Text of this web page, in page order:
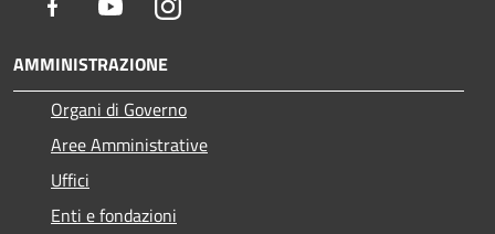
Facebook YoutubeInstagram
AMMINISTRAZIONE
Organi di Governo
Aree Amministrative
Uffici
Enti e fondazioni